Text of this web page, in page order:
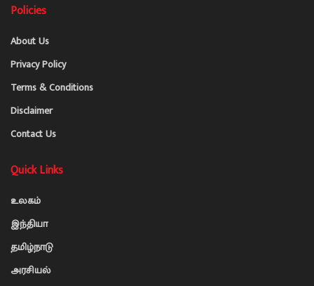
Policies
About Us
Privacy Policy
Terms & Conditions
Disclaimer
Contact Us
Quick Links
உலகம்
இந்தியா
தமிழ்நாடு
அரசியல்